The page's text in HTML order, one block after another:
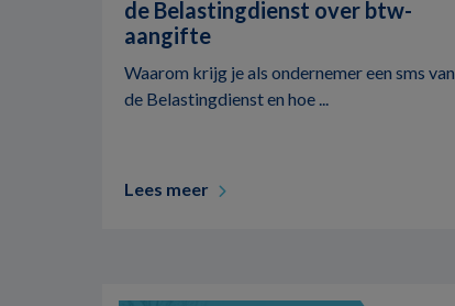
de Belastingdienst over btw-
aangifte
Waarom krijg je als ondernemer een sms van
de Belastingdienst en hoe ...
Lees meer